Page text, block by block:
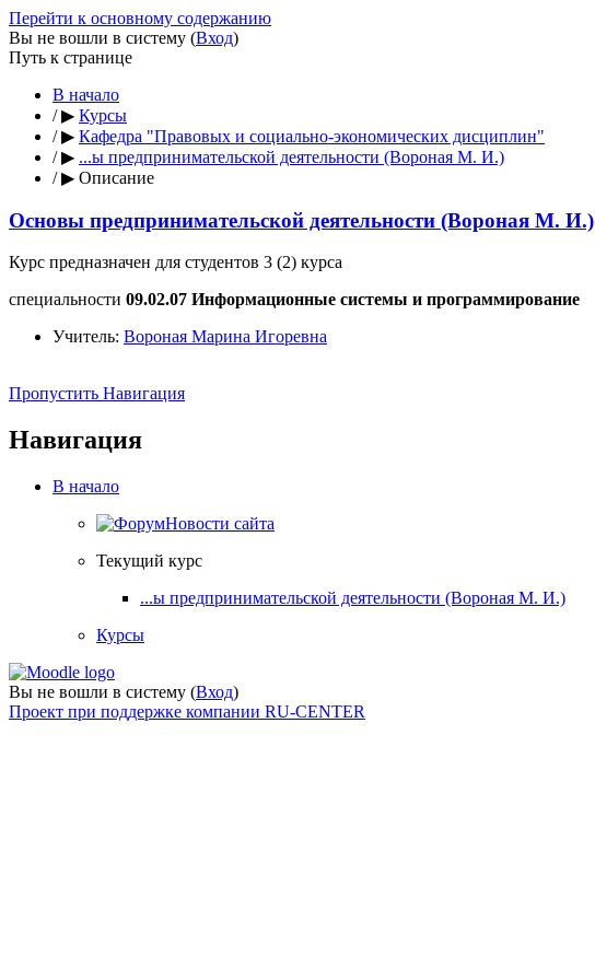
Перейти к основному содержанию
Вы не вошли в систему (Вход)
Путь к странице
В начало
/ ▶ Курсы
/ ▶ Кафедра "Правовых и социально-экономических дисциплин"
/ ▶ ...ы предпринимательской деятельности (Вороная М. И.)
/ ▶ Описание
Основы предпринимательской деятельности (Вороная М. И.)
Курс предназначен для студентов 3 (2) курса
специальности 09.02.07 Информационные системы и программирование
Учитель: Вороная Марина Игоревна
Пропустить Навигация
Навигация
В начало
Новости сайта
Текущий курс
...ы предпринимательской деятельности (Вороная М. И.)
Курсы
Вы не вошли в систему (Вход)
Проект при поддержке компании RU-CENTER